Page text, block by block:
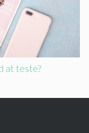
at teste?